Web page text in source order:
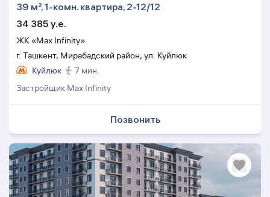
39 м², 1-комн. квартира, 2-12/12
34 385 y.e.
ЖК «Max Infinity»
г. Ташкент, Мирабадский район, ул. Куйлюк
Куйлюк
7 мин.
Застройщик Max Infinity
Позвонить